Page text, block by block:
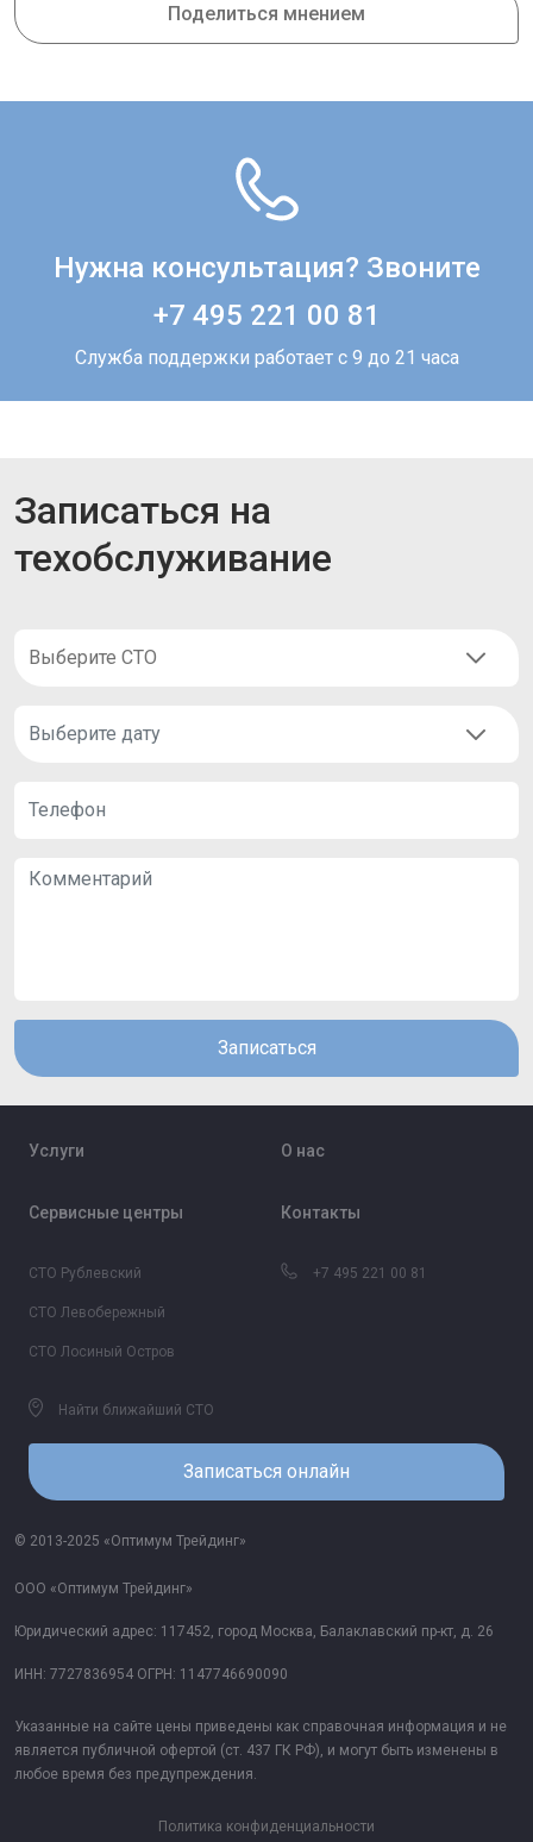
Поделиться мнением
Нужна консультация? Звоните
+7 495 221 00 81
Служба поддержки работает с 9 до 21 часа
Записаться на
техобслуживание
Записаться
Услуги О нас
Сервисные центры
СТО Рублевский
СТО Левобережный
СТО Лосиный Остров
Найти ближайший СТО
Контакты
+7 495 221 00 81
Записаться онлайн
© 2013-2025 «Оптимум Трейдинг»
ООО «Оптимум Трейдинг»
Юридический адрес: 117452, город Москва, Балаклавский пр-кт, д. 26
ИНН: 7727836954 ОГРН: 1147746690090
Указанные на сайте цены приведены как справочная информация и не
является публичной офертой (ст. 437 ГК РФ), и могут быть изменены в
любое время без предупреждения.
Политика конфиденциальности